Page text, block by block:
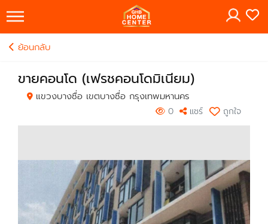
×
ย้อนกลับ
ขายคอนโด (เฟรชคอนโดมิเนียม)
แขวงบางซื่อ เขตบางซื่อ กรุงเทพมหานคร
0 แชร์ ถูกใจ